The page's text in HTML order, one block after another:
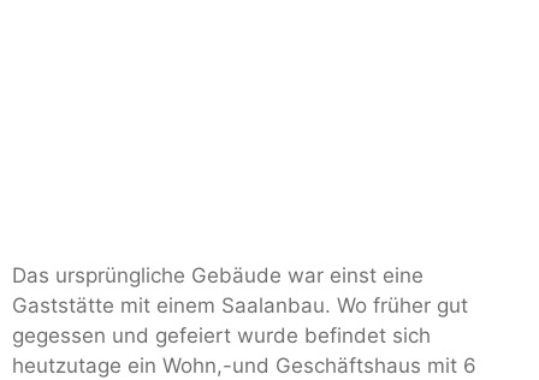
Das ursprüngliche Gebäude war einst eine
Gaststätte mit einem Saalanbau. Wo früher gut
gegessen und gefeiert wurde befindet sich
heutzutage ein Wohn,-und Geschäftshaus mit 6